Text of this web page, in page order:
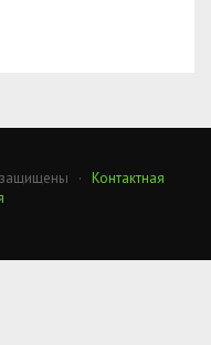
защищены · Контактная